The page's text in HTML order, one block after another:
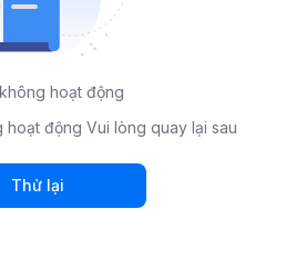
hoạt động
động Vui lòng quay lại sau
Thử lại